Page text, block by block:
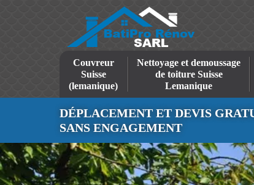
Couvreur
Suisse
(lemanique)
Nettoyage et demoussage
de toiture Suisse
Lemanique
DÉPLACEMENT ET DEVIS
SANS ENGAGEMENT